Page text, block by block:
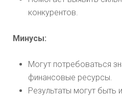
конкурентов.
Минусы:
Могут потребоваться
финансовые ресурсы.
Результаты могут быть